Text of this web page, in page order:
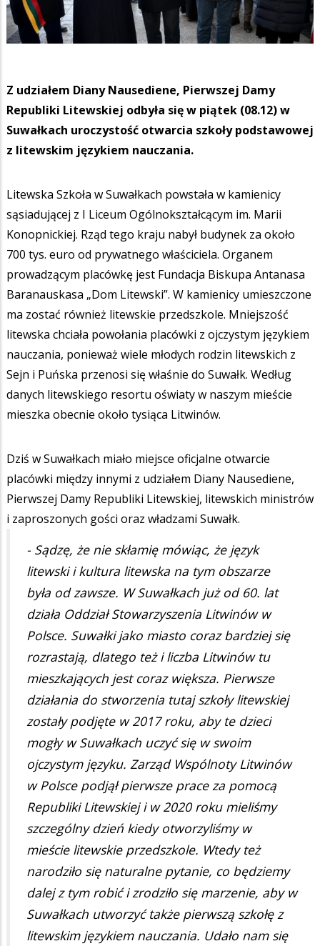
Z udziałem Diany Nausediene, Pierwszej Damy
Republiki Litewskiej odbyła się w piątek (08.12) w
Suwałkach uroczystość otwarcia szkoły podstawowej
z litewskim językiem nauczania.
Litewska Szkoła w Suwałkach powstała w kamienicy
sąsiadującej z I Liceum Ogólnokształcącym im. Marii
Konopnickiej. Rząd tego kraju nabył budynek za około
700 tys. euro od prywatnego właściciela. Organem
prowadzącym placówkę jest Fundacja Biskupa Antanasa
Baranauskasa „Dom Litewski”. W kamienicy umieszczone
ma zostać również litewskie przedszkole. Mniejszość
litewska chciała powołania placówki z ojczystym językiem
nauczania, ponieważ wiele młodych rodzin litewskich z
Sejn i Puńska przenosi się właśnie do Suwałk. Według
danych litewskiego resortu oświaty w naszym mieście
mieszka obecnie około tysiąca Litwinów.
Dziś w Suwałkach miało miejsce oficjalne otwarcie
placówki między innymi z udziałem Diany Nausediene,
Pierwszej Damy Republiki Litewskiej, litewskich ministrów
i zaproszonych gości oraz władzami Suwałk.
- Sądzę, że nie skłamię mówiąc, że język
litewski i kultura litewska na tym obszarze
była od zawsze. W Suwałkach już od 60. lat
działa Oddział Stowarzyszenia Litwinów w
Polsce. Suwałki jako miasto coraz bardziej się
rozrastają, dlatego też i liczba Litwinów tu
mieszkających jest coraz większa. Pierwsze
działania do stworzenia tutaj szkoły litewskiej
zostały podjęte w 2017 roku, aby te dzieci
mogły w Suwałkach uczyć się w swoim
ojczystym języku. Zarząd Wspólnoty Litwinów
w Polsce podjął pierwsze prace za pomocą
Republiki Litewskiej i w 2020 roku mieliśmy
szczególny dzień kiedy otworzyliśmy w
mieście litewskie przedszkole. Wtedy też
narodziło się naturalne pytanie, co będziemy
dalej z tym robić i zrodziło się marzenie, aby w
Suwałkach utworzyć także pierwszą szkołę z
litewskim językiem nauczania. Udało nam się